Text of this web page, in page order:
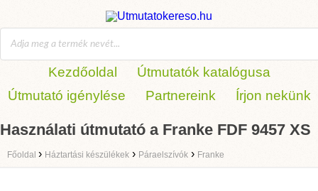
Kezdőoldal
Útmutatók katalógusa
Útmutató igénylése
Partnereink Írjon nekünk
Használati útmutató a Franke FDF 9457 XS
Főoldal › Háztartási készülékek › Páraelszívók › Franke